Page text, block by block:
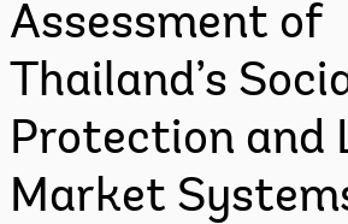
Assessment of
Thailand’s
Protection and
Market